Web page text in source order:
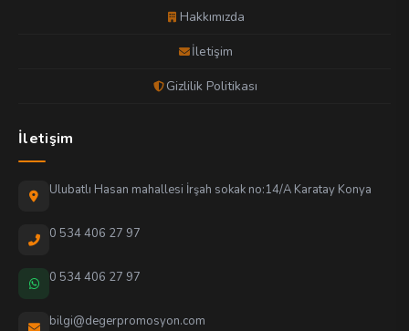
Hakkımızda
İletişim
Gizlilik Politikası
İletişim
Ulubatlı Hasan mahallesi İrşah sokak no:14/A Karatay Konya
0 534 406 27 97
0 534 406 27 97
bilgi@degerpromosyon.com